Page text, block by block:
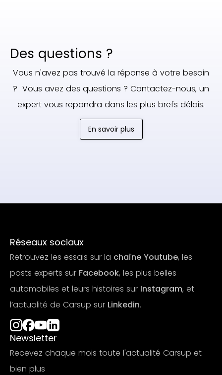
Des questions ?
Vous n'avez pas trouvé la réponse à votre besoin
? Vous avez des questions ? Contactez-nous, un
expert vous repondra dans les plus brefs délais.
En savoir plus
Réseaux sociaux
Retrouvez les essais sur la chaîne Youtube, les
posts experts sur Facebook, les plus belles
automobiles et leurs histoires sur Instagram, et
l’actualité de Carsup sur Linkedin.
Newsletter
Recevez chaque mois toute l'actualité Carsup et
bien plus